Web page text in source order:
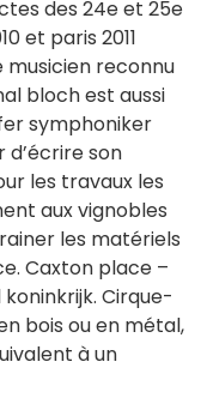
des 24e et 25e
et paris 2011
musicien reconnu
bloch est aussi
symphoniker
d’écrire son
les travaux les
aux vignobles
les matériels
Caxton place –
Cirque-
bois ou en métal,
à un